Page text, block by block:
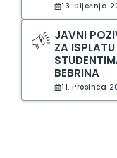
13. Siječnja
JAVNI
ZA
BEBRINA
11. Prosinca